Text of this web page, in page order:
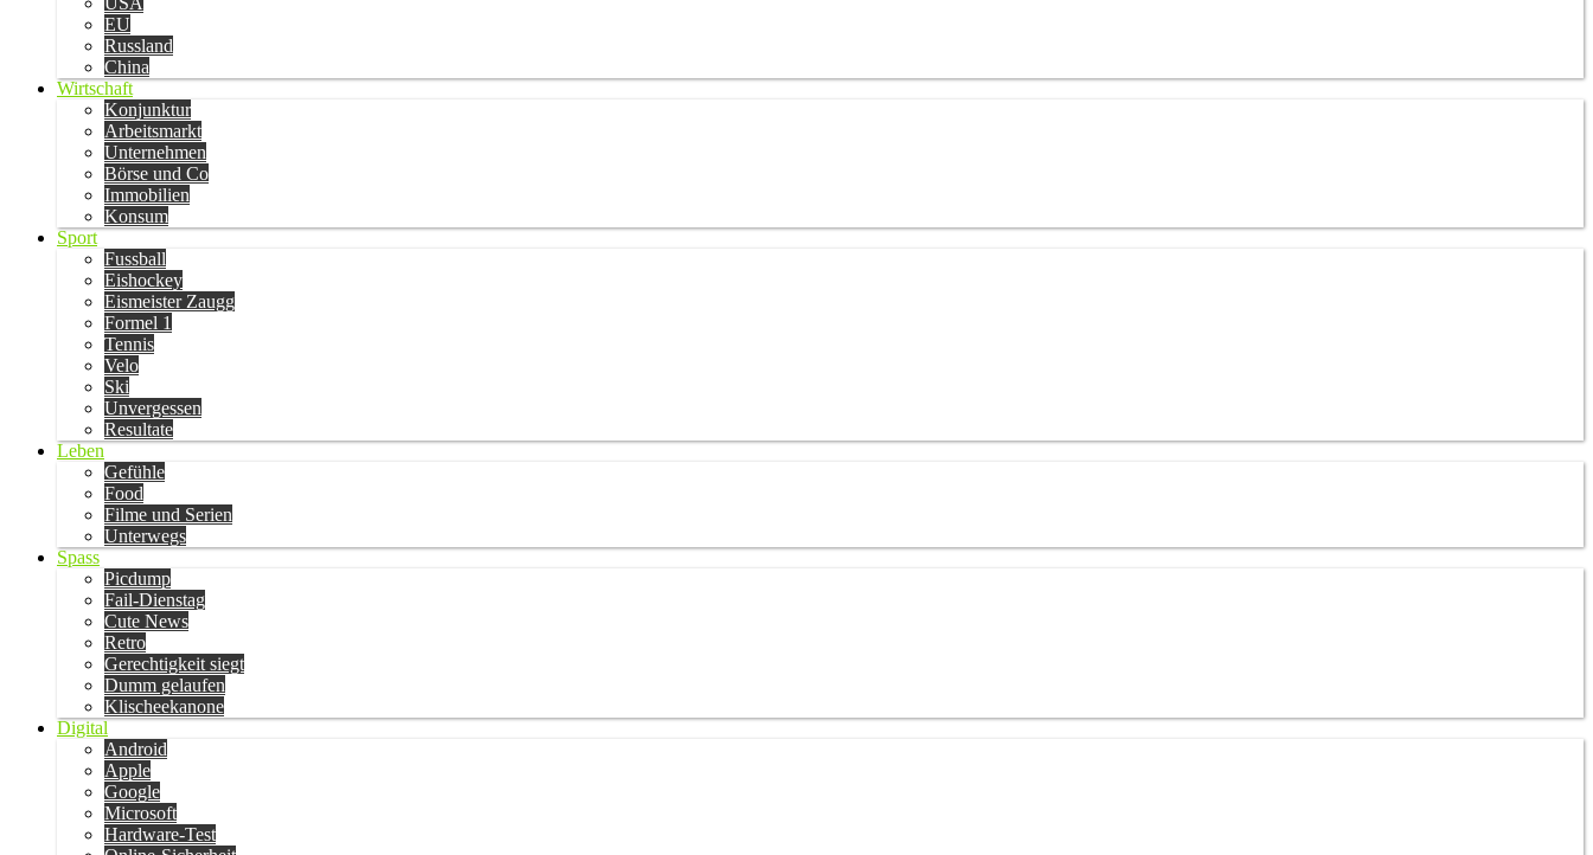
EU
Russland
China
Wirtschaft
Konjunktur
Arbeitsmarkt
Unternehmen
Börse und Co
Immobilien
Konsum
Sport
Fussball
Eishockey
Eismeister Zaugg
Formel 1
Tennis
Velo
Ski
Unvergessen
Resultate
Leben
Gefühle
Food
Filme und Serien
Unterwegs
Spass
Picdump
Fail-Dienstag
Cute News
Retro
Gerechtigkeit siegt
Dumm gelaufen
Klischeekanone
Digital
Android
Apple
Google
Microsoft
Hardware-Test